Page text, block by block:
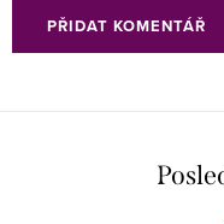
PŘIDAT KOMENTÁŘ